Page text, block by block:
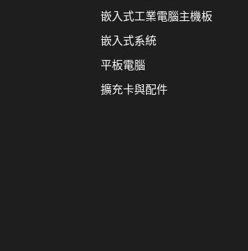
嵌入式工業電腦主機板
嵌入式系統
平板電腦
擴充卡與配件